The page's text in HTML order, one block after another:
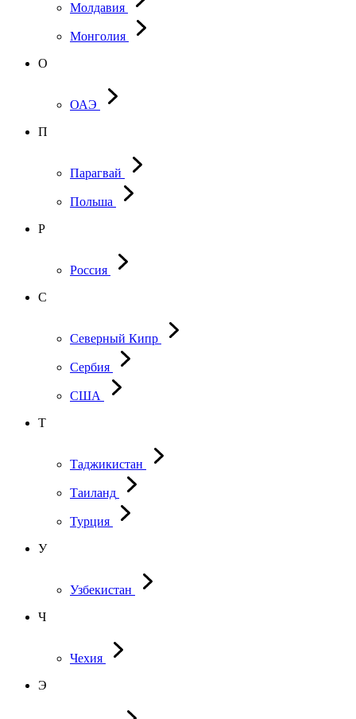
Молдавия
Монголия
О
ОАЭ
П
Парагвай
Польша
Р
Россия
С
Северный Кипр
Сербия
США
Т
Таджикистан
Таиланд
Турция
У
Узбекистан
Ч
Чехия
Э